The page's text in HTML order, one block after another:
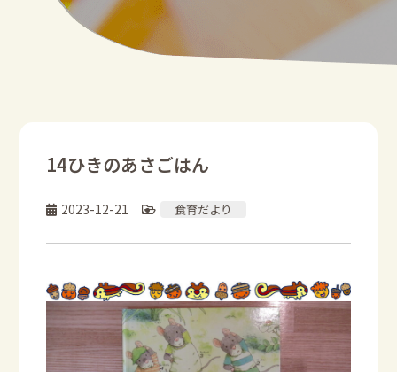
14ひきのあさごはん
2023-12-21 食育だより